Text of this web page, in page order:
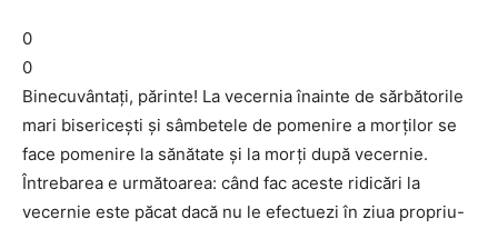
0
0
Binecuvântaţi, părinte! La vecernia înainte de sărbătorile
mari bisericeşti şi sâmbetele de pomenire a morţilor se
face pomenire la sănătate şi la morţi după vecernie.
Întrebarea e următoarea: când fac aceste ridicări la
vecernie este păcat dacă nu le efectuezi în ziua propriu-